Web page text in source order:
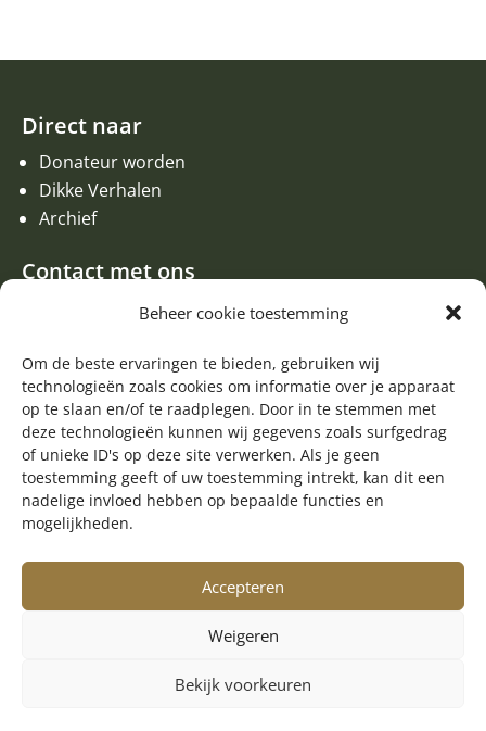
Beheer cookie toestemming
Om de beste ervaringen te bieden, gebruiken wij
technologieën zoals cookies om informatie over je apparaat
op te slaan en/of te raadplegen. Door in te stemmen met
deze technologieën kunnen wij gegevens zoals surfgedrag
of unieke ID's op deze site verwerken. Als je geen
toestemming geeft of uw toestemming intrekt, kan dit een
nadelige invloed hebben op bepaalde functies en
mogelijkheden.
Accepteren
Weigeren
Bekijk voorkeuren
Direct naar
Donateur worden
Dikke Verhalen
Archief
Contact met ons
Een aanvraag of oproep plaatsen
Contact met de redactie van de Zwerfsteen
Algemene informatie
 Volg ons op Facebook
© Copyright 2025 Stichting Harm Tiesing